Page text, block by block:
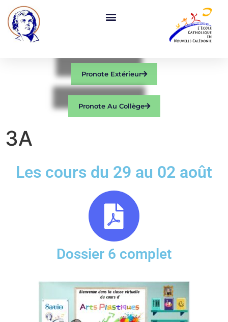
Pronote Extérieur
Pronote Au Collège
3A
Les cours du 29 au 02 août
Dossier 6 complet